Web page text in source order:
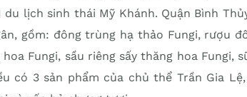
du lịch sinh thái Mỹ Khánh. Quận Bình
gồm: đông trùng hạ thảo Fungi, rượu
Fungi, sầu riêng sấy thăng hoa Fungi,
có 3 sản phẩm của chủ thể Trần Gia